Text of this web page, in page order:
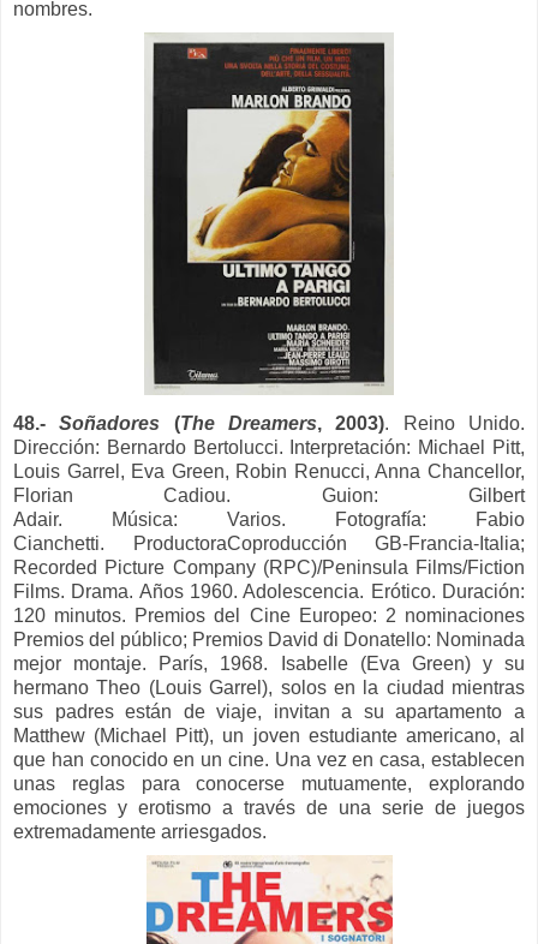
nombres.
48.-Soñadores (The Dreamers, 2003). Reino Unido.
Dirección: Bernardo Bertolucci.
Interpretación: Michael Pitt,
Louis Garrel, Eva Green, Robin Renucci, Anna Chancellor,
Florian Cadiou. Guion:Gilbert
Adair.
Música: Varios. Fotografía:
Fabio
Cianchetti.
ProductoraCoproducción GB-Francia-Italia;
Recorded Picture Company (RPC)/Peninsula Films/Fiction
Films. Drama. Años 1960. Adolescencia. Erótico. Duración:
120 minutos. Premios del Cine Europeo: 2 nominaciones
Premios del público; Premios David di Donatello: Nominada
mejor montaje.
París, 1968. Isabelle (Eva Green) y su
hermano Theo (Louis Garrel), solos en la ciudad mientras
sus padres están de viaje, invitan a su apartamento a
Matthew (Michael Pitt), un joven estudiante americano, al
que han conocido en un cine. Una vez en casa, establecen
unas reglas para conocerse mutuamente, explorando
emociones y erotismo a través de una serie de juegos
extremadamente arriesgados.